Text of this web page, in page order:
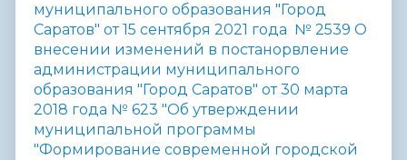
муниципального образования "Город
Саратов" от 15 сентября 2021 года № 2539 О
внесении изменений в постанорвление
администрации муниципального
образования "Город Саратов" от 30 марта
2018 года № 623 "Об утверждении
муниципальной программы
"Формирование современной городской